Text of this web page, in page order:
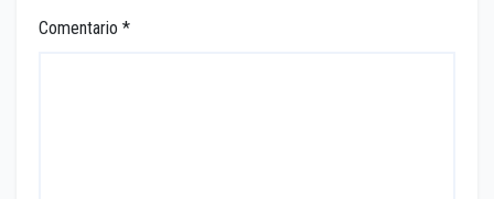
Comentario *